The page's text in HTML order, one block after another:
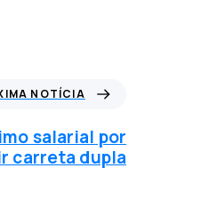
NOTÍCIA
salarial por
carreta dupla